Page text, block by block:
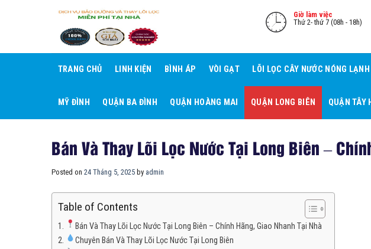
Giờ làm việc
Thứ 2- thứ 7 (08h - 18h)
TRANG CHỦ LINH KIỆN BÌNH ÁP VÒI GẠT LÕI LỌC CÂY NƯỚC NÓNG LẠNH
MỸ ĐÌNH QUẬN BA ĐÌNH QUẬN HOÀNG MAI QUẬN LONG BIÊN QUẬN TÂY
Bán Và Thay Lõi Lọc Nước Tại Long Biên –
Posted on 24 Tháng 5, 2025 by admin
Table of Contents
Bán Và Thay Lõi Lọc Nước Tại Long Biên – Chính Hãng, Giao Nhanh Tại Nhà
Chuyên Bán Và Thay Lõi Lọc Nước Tại Long Biên